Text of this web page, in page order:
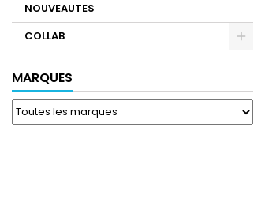
NOUVEAUTES
COLLAB
MARQUES